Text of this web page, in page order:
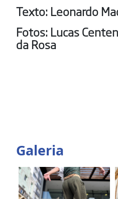
Texto: Leonardo
Fotos: Lucas
da Rosa
Galeria